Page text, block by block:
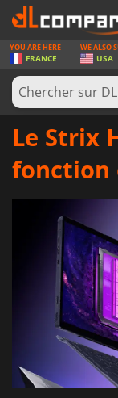
JEUX
CARTES PRÉPAYÉES
LOGICIELS
SE CONNECTER OU
YOU ARE HERE
FRANCE
WE ALSO
USA
Le Strix
fonction